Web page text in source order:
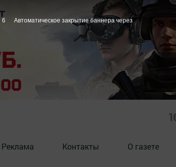
Реклама Контакты О газете
4 Автоматическое закрытие баннера через